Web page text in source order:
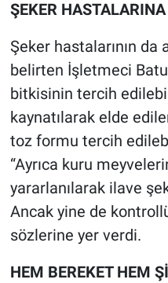
ŞEKER
Şeker hastalarının
belirten İşletmeci
bitkisinin tercih
kaynatılarak elde
toz formu tercih
“Ayrıca kuru
yararlanılarak ilave
Ancak yine de
sözlerine yer verdi.
HEM BEREKET HEM